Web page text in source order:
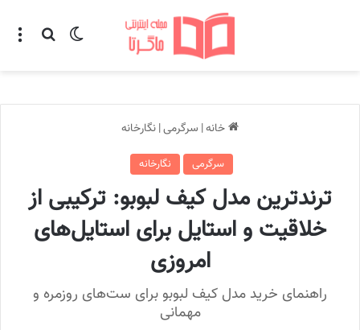
تغییر پوسته
خانه| سرگرمی|نگارخانه
سرگرمی نگارخانه
ترندترین مدل کیف لبوبو: ترکیبی از
خلاقیت و استایل برای استایل‌های
امروزی
راهنمای خرید مدل کیف لبوبو برای ست‌های روزمره و
مهمانی